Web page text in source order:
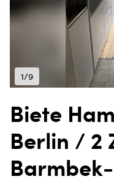
1/9
Biete
Berlin / 2